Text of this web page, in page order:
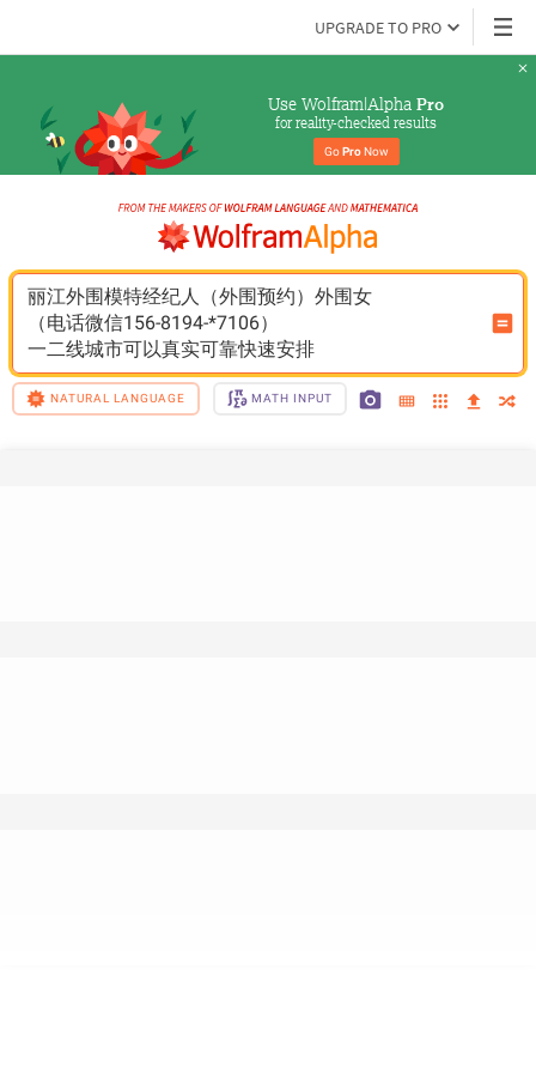
UPGRADE TO PRO
Use Wolfram|Alpha Pro
for reality-checked results
Go Pro Now
丽江外围模特经纪人（外围预约）外围女
（电话微信156-8194-*7106）
一二线城市可以真实可靠快速安排
NATURAL LANGUAGE MATH INPUT